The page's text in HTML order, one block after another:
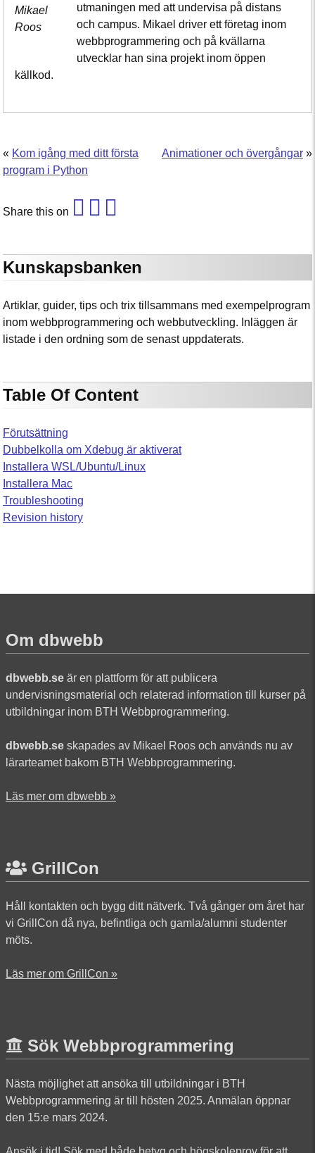
Mikael
Roos
utmaningen med att undervisa på distans
och campus. Mikael driver ett företag inom
webbprogrammering och på kvällarna
utvecklar han sina projekt inom öppen
källkod.
Animationer och övergångar»
« Kom igång med ditt första
program i Python
Share this on
Kunskapsbanken
Artiklar, guider, tips och trix tillsammans med exempelprogram
inom webbprogrammering och webbutveckling. Inläggen är
listade i den ordning som de senast uppdaterats.
Table Of Content
Förutsättning
Dubbelkolla om Xdebug är aktiverat
Installera WSL/Ubuntu/Linux
Installera Mac
Troubleshooting
Revision history
Om dbwebb
dbwebb.seär en plattform för att publicera
undervisningsmaterial och relaterad information till kurser på
utbildningar inom BTH Webbprogrammering.
dbwebb.seskapades av Mikael Roos och används nu av
lärarteamet bakom BTH Webbprogrammering.
Läs mer om dbwebb »
GrillCon
Håll kontakten och bygg ditt nätverk. Två gånger om året har
vi GrillCon då nya, befintliga och gamla/alumni studenter
möts.
Läs mer om GrillCon »
Sök Webbprogrammering
Nästa möjlighet att ansöka till utbildningar i BTH
Webbprogrammering är till hösten 2025. Anmälan öppnar
den 15:e mars 2024.